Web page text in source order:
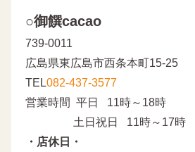
○御饌cacao
739-0011
広島県東広島市西条本町15-25
TEL082-437-3577
営業時間 平日 11時～18時
土日祝日 11時～17時
・店休日・